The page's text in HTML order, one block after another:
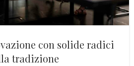
con solide radici
tradizione